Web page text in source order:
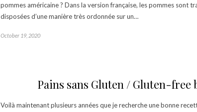
pommes américaine ? Dans la version française, les pommes sont
disposées d’une manière très ordonnée sur un…
October 19, 2020
Pains sans Gluten / Gluten-free
Voilà maintenant plusieurs années que je recherche une bonne